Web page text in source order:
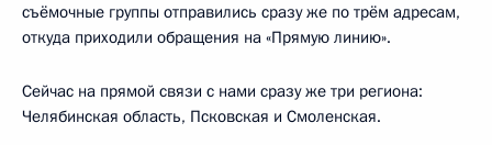
съёмочные группы отправились сразу же по трём адресам,
откуда приходили обращения на «Прямую линию».
Сейчас на прямой связи с нами сразу же три региона:
Челябинская область, Псковская и Смоленская.